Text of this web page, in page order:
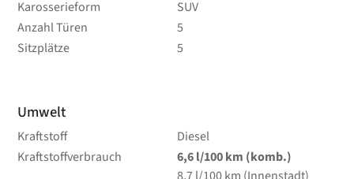
Karosserieform
SUV
Anzahl Türen
5
Sitzplätze
5
Umwelt
Kraftstoff
Diesel
Kraftstoffverbrauch
6,6l/100 km (komb.)
8,7l/100 km (Innenstadt)